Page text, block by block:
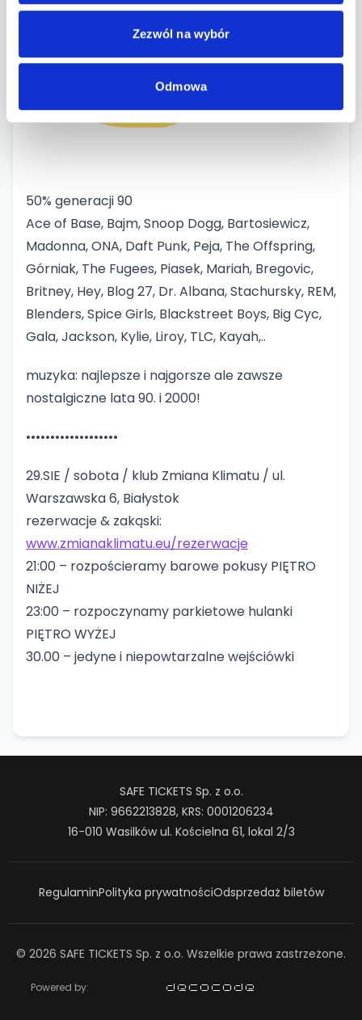
Zezwól na wybór
Odmowa
50% generacji 90
Ace of Base, Bajm, Snoop Dogg, Bartosiewicz,
Madonna, ONA, Daft Punk, Peja, The Offspring,
Górniak, The Fugees, Piasek, Mariah, Bregovic,
Britney, Hey, Blog 27, Dr. Albana, Stachursky, REM,
Blenders, Spice Girls, Blackstreet Boys, Big Cyc,
Gala, Jackson, Kylie, Liroy, TLC, Kayah,..
muzyka: najlepsze i najgorsze ale zawsze
nostalgiczne lata 90. i 2000!
•••••••••••••••••••
29.SIE / sobota / klub Zmiana Klimatu / ul.
Warszawska 6, Białystok
rezerwacje & zakąski:
www.zmianaklimatu.eu/rezerwacje
21:00 – rozpościeramy barowe pokusy PIĘTRO
NIŻEJ
23:00 – rozpoczynamy parkietowe hulanki
PIĘTRO WYŻEJ
30.00 – jedyne i niepowtarzalne wejściówki
SAFE TICKETS Sp. z o.o.
NIP: 9662213828, KRS: 0001206234
16-010 Wasilków ul. Kościelna 61, lokal 2/3
RegulaminPolityka prywatnościOdsprzedaż biletów
© 2026 SAFE TICKETS Sp. z o.o. Wszelkie prawa zastrzeżone.
Powered by: